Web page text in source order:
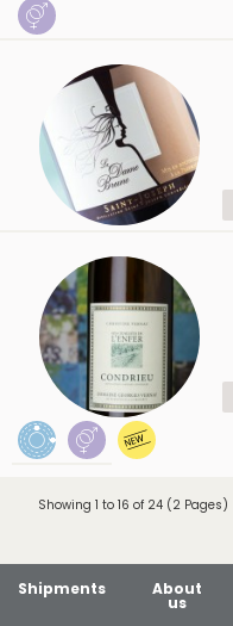
Showing 1 to 16 of 24 (2 Pages)
Shipments About
us